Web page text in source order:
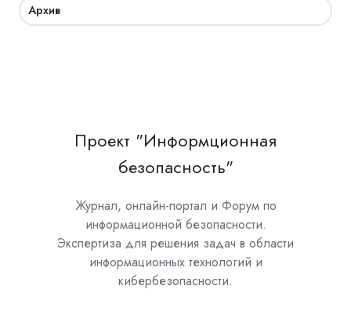
Архив
Проект "Информционная
безопасность"
Журнал, онлайн-портал и Форум по
информационной безопасности.
Экспертиза для решения задач в области
информационных технологий и
кибербезопасности.